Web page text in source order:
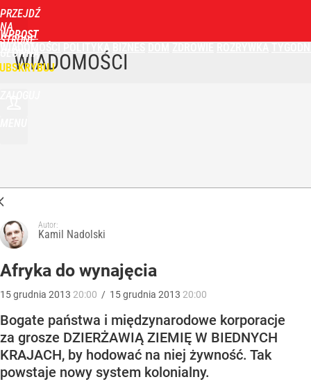
PRZEJDŹ
NA
STRONĘ
GŁÓWNĄ
WPROST
POLITYKA
WIADOMOŚCI
Autor:
Kamil Nadolski
Afryka do wynajęcia
15grudnia 2013 20:00 / 15grudnia 2013 20:00
Bogate państwa i międzynarodowe korporacje
za grosze DZIERŻAWIĄ ZIEMIĘ W BIEDNYCH
KRAJACH, by hodować na niej żywność. Tak
powstaje nowy system kolonialny.